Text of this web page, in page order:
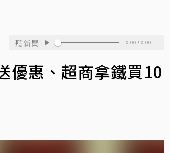
聽新聞 0:00 / 0:00
優惠、超商拿鐵買10